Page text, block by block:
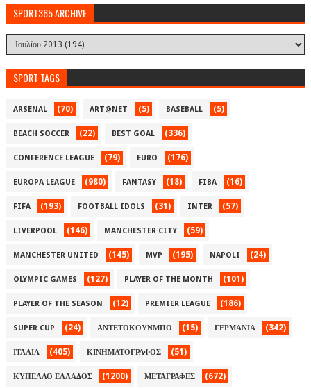
SPORT365 ARCHIVE
SPORT TAGS
ARSENAL (70) ART@NET (5) BASEBALL (5)
BEACH SOCCER (22) BEST GOAL (336)
CONFERENCE LEAGUE (79) EURO (176)
EUROPA LEAGUE (980) FANTASY (18) FIBA (16)
FIFA (193) FOOTBALL IDOLS (31) INTER (57)
LIVERPOOL (146) MANCHESTER CITY (59)
MANCHESTER UNITED (145) MVP (195) NAPOLI (24)
OLYMPIC GAMES (127) PLAYER OF THE MONTH (101)
PLAYER OF THE SEASON (12) PREMIER LEAGUE (186)
SUPER CUP (24) ΑΝΤΕΤΟΚΟΥΝΜΠΟ (15) ΓΕΡΜΑΝΙΑ (342)
ΙΤΑΛΙΑ (405) ΚΙΝΗΜΑΤΟΓΡΑΦΟΣ (51)
ΚΥΠΕΛΛΟ ΕΛΛΑΔΟΣ (1200) ΜΕΤΑΓΡΑΦΕΣ (672)